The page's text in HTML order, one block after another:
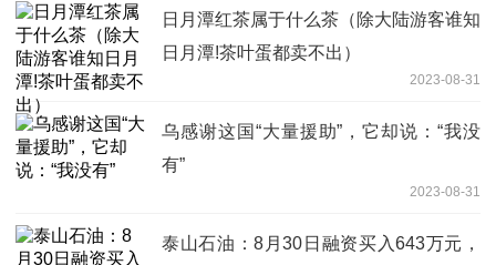
日月潭红茶属于什么茶（除大陆游客谁知
日月潭!茶叶蛋都卖不出）
2023-08-31
乌感谢这国“大量援助”，它却说：“我没
有”
2023-08-31
泰山石油：8月30日融资买入643万元，